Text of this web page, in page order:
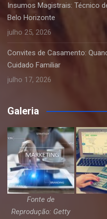
Insumos Magistrais: Técnico
Belo Horizonte
julho 25, 2026
Convites de Casamento:
Cuidado Familiar
julho 17, 2026
Galeria
Fonte de
Reprodução: Getty